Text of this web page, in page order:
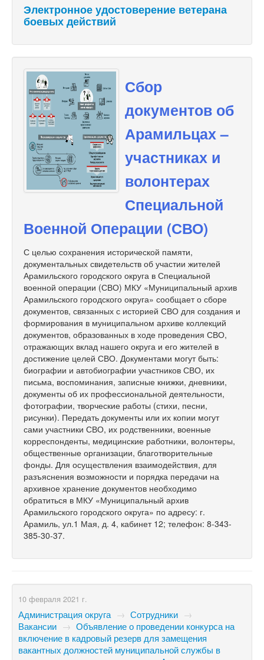
Электронное удостоверение ветерана
боевых действий
Сбор
документов об
Арамильцах –
участниках и
волонтерах
Специальной
Военной Операции (СВО)
С целью сохранения исторической памяти,
документальных свидетельств об участии жителей
Арамильского городского округа в Специальной
военной операции (СВО) МКУ «Муниципальный архив
Арамильского городского округа» сообщает о сборе
документов, связанных с историей СВО для создания и
формирования в муниципальном архиве коллекций
документов, образованных в ходе проведения СВО,
отражающих вклад нашего округа и его жителей в
достижение целей СВО. Документами могут быть:
биографии и автобиографии участников СВО, их
письма, воспоминания, записные книжки, дневники,
документы об их профессиональной деятельности,
фотографии, творческие работы (стихи, песни,
рисунки). Передать документы или их копии могут
сами участники СВО, их родственники, военные
корреспонденты, медицинские работники, волонтеры,
общественные организации, благотворительные
фонды. Для осуществления взаимодействия, для
разъяснения возможности и порядка передачи на
архивное хранение документов необходимо
обратиться в МКУ «Муниципальный архив
Арамильского городского округа» по адресу: г.
Арамиль, ул.1 Мая, д. 4, кабинет 12; телефон: 8-343-
385-30-37.
10 февраля 2021 г.
Администрация округа → Сотрудники →
Вакансии → Объявление о проведении конкурса на
включение в кадровый резерв для замещения
вакантных должностей муниципальной службы в